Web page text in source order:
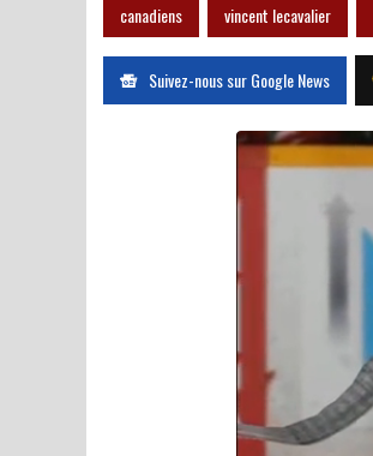
canadiens vincent lecavalier
Suivez-nous sur Google News